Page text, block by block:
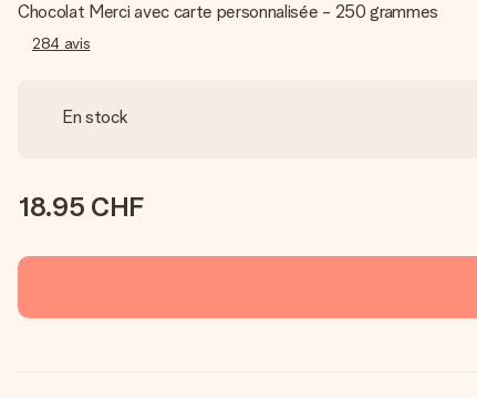
Chocolat Merci avec carte personnalisée - 250 grammes
284 avis
En stock
18.95 CHF